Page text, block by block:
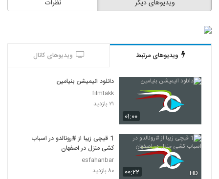
نظرات ویدیوهای دیگر
ویدیوهای مرتبط ویدیوهای کانال
۰۱:۰۰
دانلود انیمیشن بنیامین
filmtakk
۲۱ بازدید
۰۰:۲۲ HD
1 قیچی زیبا از #رونالدو در اسباب
کشی منزل در اصفهان
esfahanbar
۸۰ بازدید